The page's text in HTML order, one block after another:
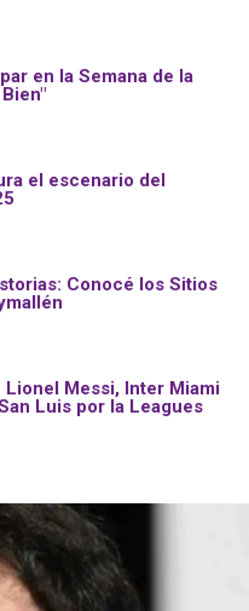
en la Semana de la
el escenario del
Conocé los Sitios
Messi, Inter Miami
Luis por la Leagues